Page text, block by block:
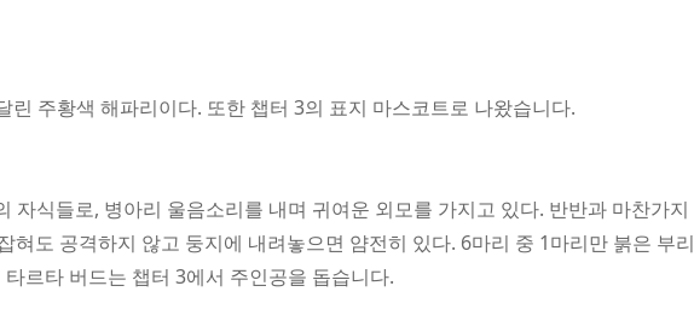
린 주황색 해파리이다. 또한 챕터 3의 표지 마스코트로 나왔습니다.
자식들로, 병아리 울음소리를 내며 귀여운 외모를 가지고 있다. 반반과 마찬가지
혀도 공격하지 않고 둥지에 내려놓으면 얌전히 있다. 6마리 중 1마리만 붉은 부리
르타 버드는 챕터 3에서 주인공을 돕습니다.